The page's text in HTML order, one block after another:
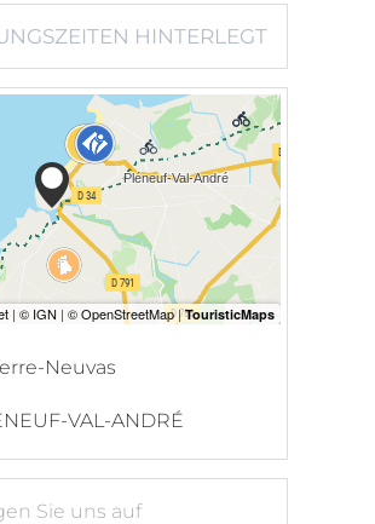
HINTERLEGT
Neuvas
VAL-ANDRÉ
Sie uns auf